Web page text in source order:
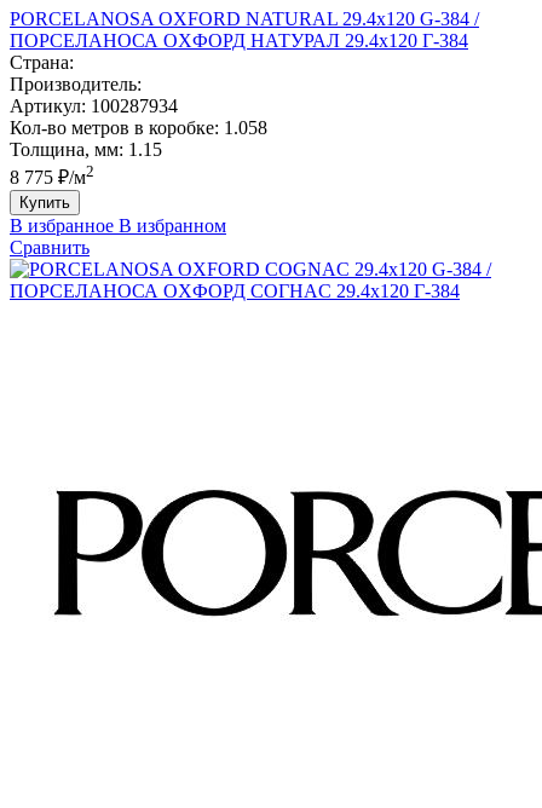
PORCELANOSA OXFORD NATURAL 29.4х120 G-384 /
ПОРCЕЛАНОСА ОXФОРД НАТУРАЛ 29.4х120 Г-384
Страна:
Производитель:
Артикул: 100287934
Кол-во метров в коробке: 1.058
Толщина, мм: 1.15
8 775 ₽/м2
Купить
В избранное В избранном
Сравнить